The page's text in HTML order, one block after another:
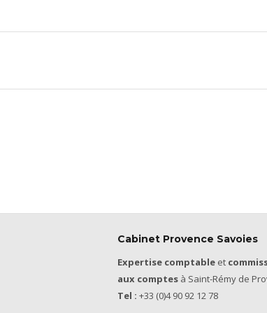
Cabinet Provence Savoies
Expertise comptable et
aux comptes à Saint-Rémy de
Tel : +33 (0)4 90 92 12 78